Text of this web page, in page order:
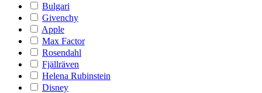
Bulgari
Givenchy
Apple
Max Factor
Rosendahl
Fjällräven
Helena Rubinstein
Disney